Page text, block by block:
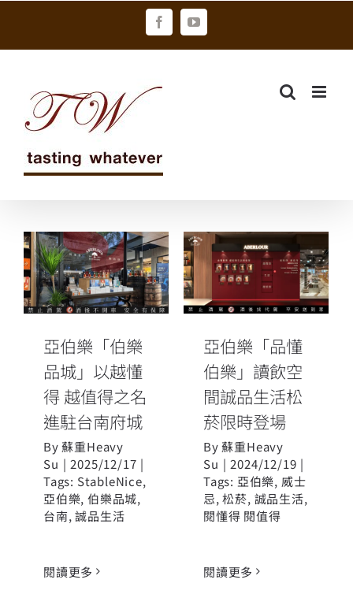
FacebookYouTube
亞伯樂「伯樂
品城」以越懂
得 越值得之名
亞伯樂「伯樂
品城」以越懂
得 越值得之名
進駐台南府城
By蘇重Heavy
Su | 2025/12/17 |
Tags: StableNice,
亞伯樂,伯樂品城,
台南,誠品生活
閱讀更多
亞伯樂「品懂
伯樂」讀飲空
間誠品生活松
亞伯樂「品懂
伯樂」讀飲空
間誠品生活松
菸限時登場
By蘇重Heavy
Su | 2024/12/19 |
Tags: 亞伯樂, 威士
忌,松菸, 誠品生活,
閱懂得 閱值得
閱讀更多